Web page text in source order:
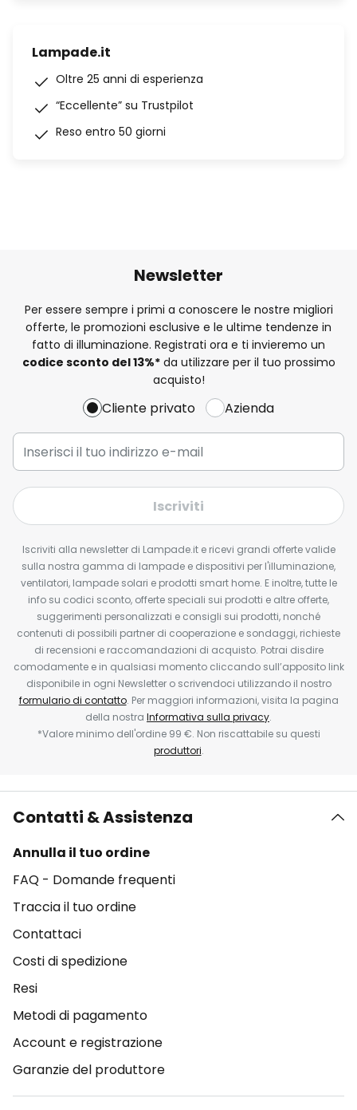
Lampade.it
Oltre 25 anni di esperienza
“Eccellente” su Trustpilot
Reso entro 50 giorni
Newsletter
Per essere sempre i primi a conoscere le nostre migliori
offerte, le promozioni esclusive e le ultime tendenze in
fatto di illuminazione. Registrati ora e ti invieremo un
codice sconto del13%*da utilizzare per il tuo prossimo
acquisto!
Cliente privato Azienda
Iscriviti
Iscriviti alla newsletter di Lampade.it e ricevi grandi offerte valide
sulla nostra gamma di lampade e dispositivi per l'illuminazione,
ventilatori, lampade solari e prodotti smart home. E inoltre, tutte le
info su codici sconto, offerte speciali sui prodotti e altre offerte,
suggerimenti personalizzati e consigli sui prodotti, nonché
contenuti di possibili partner di cooperazione e sondaggi, richieste
di recensioni e raccomandazioni di acquisto. Potrai disdire
comodamente e in qualsiasi momento cliccando sull’apposito link
disponibile in ogni Newsletter o scrivendoci utilizzando il nostro
formulario di contatto. Per maggiori informazioni, visita la pagina
della nostra Informativa sulla privacy.
*Valore minimo dell'ordine 99 €. Non riscattabile su questi
produttori.
Contatti & Assistenza
Annulla il tuo ordine
FAQ - Domande frequenti
Traccia il tuo ordine
Contattaci
Costi di spedizione
Resi
Metodi di pagamento
Account e registrazione
Garanzie del produttore